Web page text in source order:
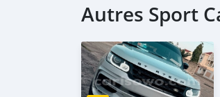
Autres Sport